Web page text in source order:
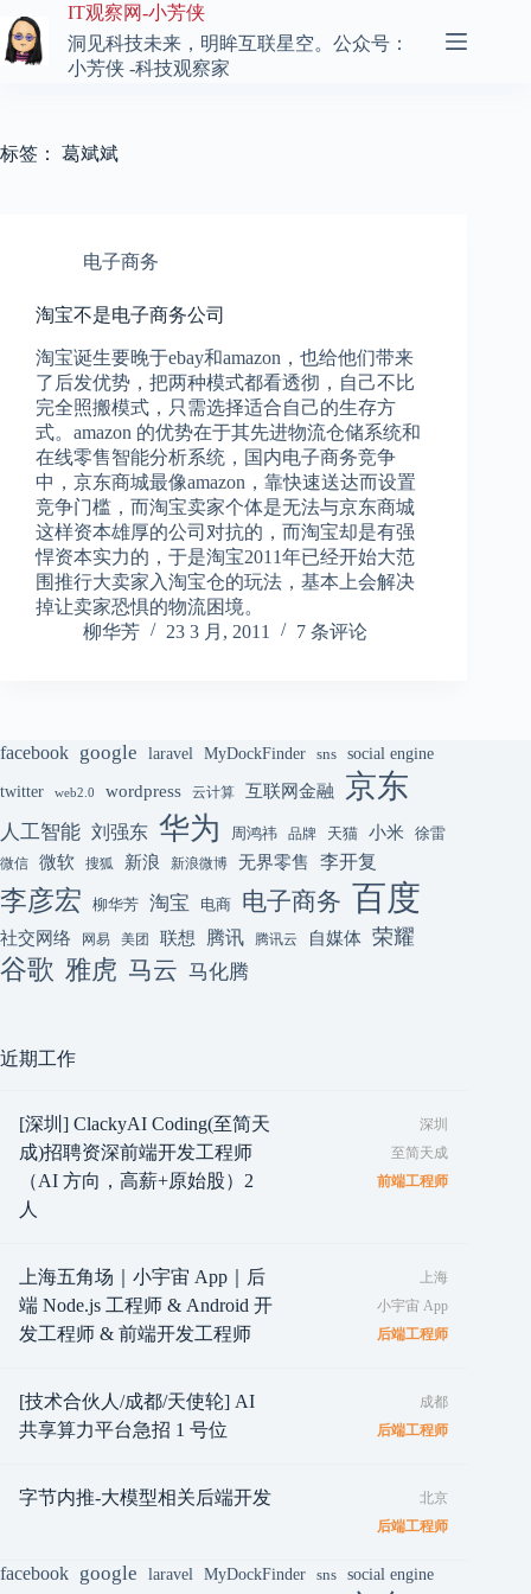
至
内
IT观察网-小芳侠
洞见科技未来，明眸互联星空。公众号：
小芳侠 -科技观察家
标签： 葛斌斌
电子商务
淘宝不是电子商务公司
淘宝诞生要晚于ebay和amazon，也给他们带来
了后发优势，把两种模式都看透彻，自己不比
完全照搬模式，只需选择适合自己的生存方
式。amazon 的优势在于其先进物流仓储系统和
在线零售智能分析系统，国内电子商务竞争
中，京东商城最像amazon，靠快速送达而设置
竞争门槛，而淘宝卖家个体是无法与京东商城
这样资本雄厚的公司对抗的，而淘宝却是有强
悍资本实力的，于是淘宝2011年已经开始大范
围推行大卖家入淘宝仓的玩法，基本上会解决
掉让卖家恐惧的物流困境。
柳华芳
23 3 月, 2011 7 条评论
facebook google laravel MyDockFinder sns social engine
twitter web2.0 wordpress 云计算 互联网金融 京东
人工智能 刘强东 华为 周鸿祎 品牌 天猫 小米 徐雷
微信 微软 搜狐 新浪 新浪微博 无界零售 李开复
李彦宏 柳华芳 淘宝 电商 电子商务 百度
社交网络 网易 美团 联想 腾讯 腾讯云 自媒体 荣耀
谷歌 雅虎 马云 马化腾
近期工作
[深圳] ClackyAI Coding(至简天
成)招聘资深前端开发工程师
（AI 方向，高薪+原始股）2
人
深圳
至简天成
前端工程师
上海五角场｜小宇宙 App｜后
端 Node.js 工程师 & Android 开
发工程师 & 前端开发工程师
上海
小宇宙 App
后端工程师
[技术合伙人/成都/天使轮] AI
共享算力平台急招 1 号位
成都
后端工程师
字节内推-大模型相关后端开发
北京
后端工程师
facebook google laravel MyDockFinder sns social engine